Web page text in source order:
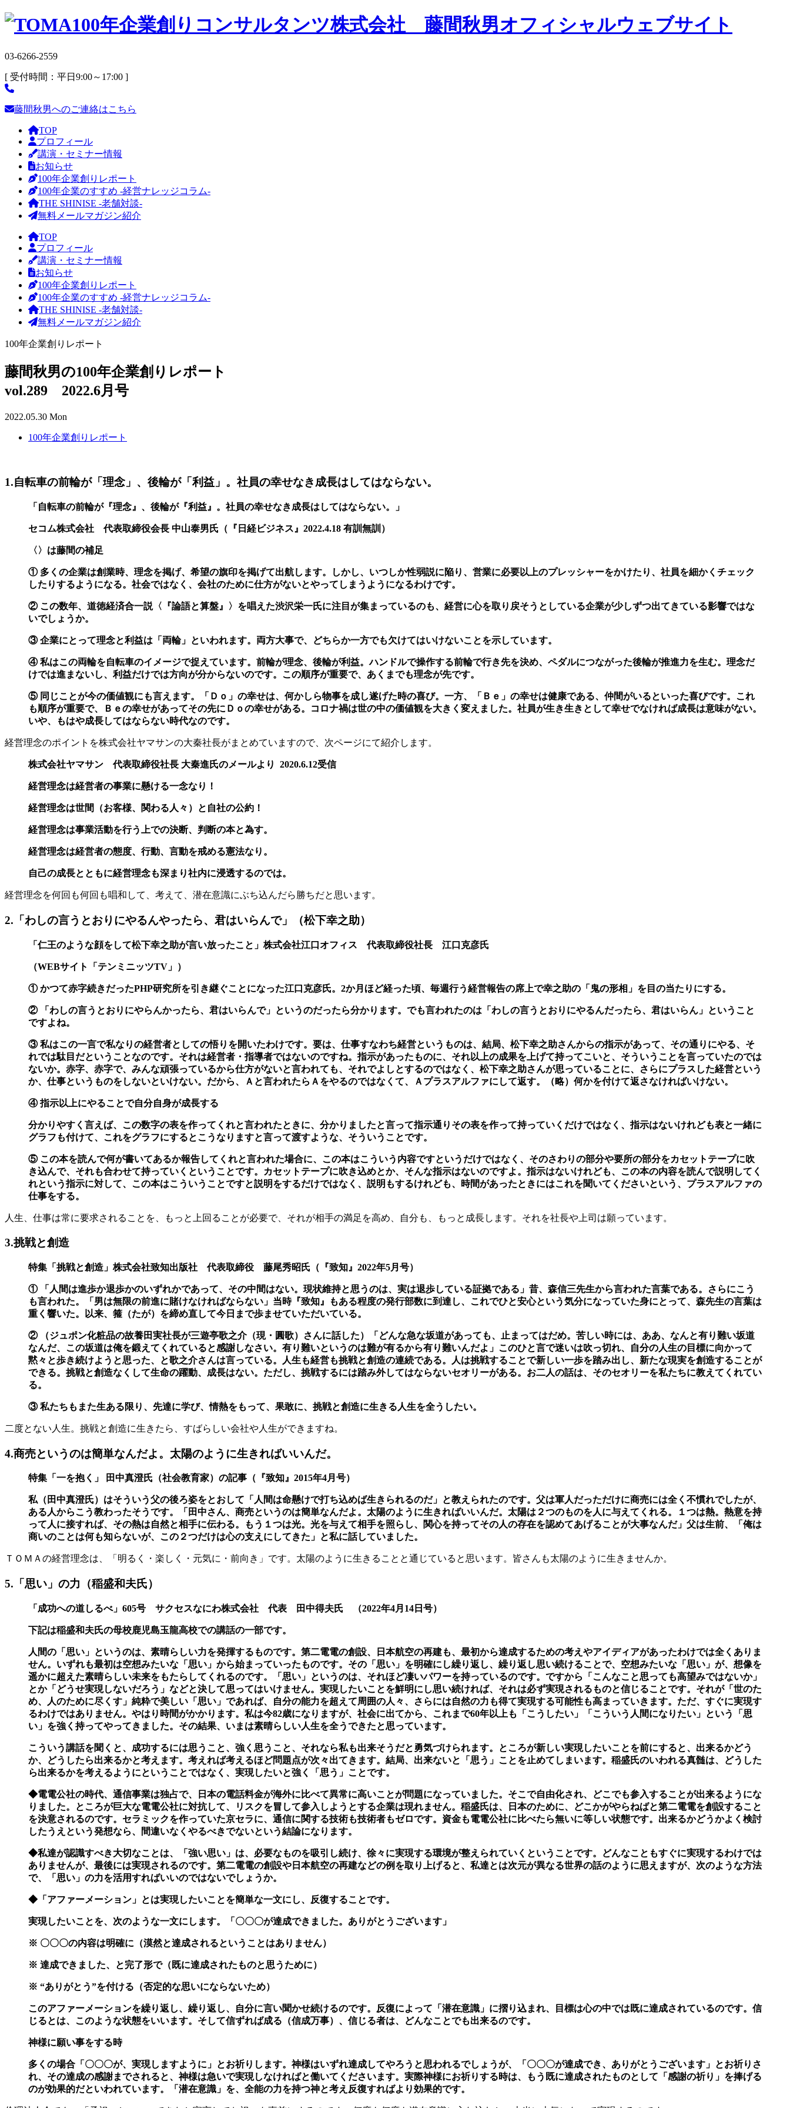
03-6266-2559
[ 受付時間：平日9:00～17:00 ]
藤間秋男へのご連絡はこちら
TOP
プロフィール
講演・セミナー情報
お知らせ
100年企業創りレポート
100年企業のすすめ -経営ナレッジコラム-
THE SHINISE -老舗対談-
無料メールマガジン紹介
TOP
プロフィール
講演・セミナー情報
お知らせ
100年企業創りレポート
100年企業のすすめ -経営ナレッジコラム-
THE SHINISE -老舗対談-
無料メールマガジン紹介
100年企業創りレポート
藤間秋男の100年企業創りレポート
vol.289 2022.6月号
2022.05.30 Mon
100年企業創りレポート
1.自転車の前輪が「理念」、後輪が「利益」。社員の幸せなき成長はしてはならない。
「自転車の前輪が『理念』、後輪が『利益』。社員の幸せなき成長はしてはならない。」
セコム株式会社 代表取締役会長 中山泰男氏（『日経ビジネス』2022.4.18 有訓無訓）
〈〉は藤間の補足
① 多くの企業は創業時、理念を掲げ、希望の旗印を掲げて出航します。しかし、いつしか性弱説に陥り、 営業に必要以上のプレッシャーをかけたり、社員を細かくチェック
したりするようになる。社会ではな く、会社のために仕方がないとやってしまうようになるわけです。
② この数年、道徳経済合一説〈『論語と算盤』〉を唱えた渋沢栄一氏に注目が集まっているのも、経営に心を取り戻そうとしている企業が少しずつ出てきている影響ではな
いでしょうか。
③ 企業にとって理念と利益は「両輪」といわれます。両方大事で、どちらか一方でも欠けてはいけないこ とを示しています。
④ 私はこの両輪を自転車のイメージで捉えています。前輪が理念、後輪が利益。ハンドルで操作する前輪で行き先を決め、ペダルにつながった後輪が推進力を生む。理念だ
けでは進まないし、利益だけでは方向が分からないのです。この順序が重要で、あくまでも理念が先です。
⑤ 同じことが今の価値観にも言えます。「Ｄｏ」の幸せは、何かしら物事を成し遂げた時の喜び。一方、
「Ｂｅ」の幸せは健康である、仲間がいるといった喜びです。これ
も順序が重要で、Ｂｅの幸せがあってその先にＤｏの幸せがある。コロナ禍は世の中の価値観を大きく変えました。社員が生き生きとして幸せでなければ成長は意味がない。
いや、もはや成長してはならない時代なのです。
経営理念のポイントを株式会社ヤマサンの大秦社長がまとめていますので、次ページにて紹介します。
株式会社ヤマサン 代表取締役社長 大秦進氏のメールより 2020.6.12受信
経営理念は経営者の事業に懸ける一念なり！
経営理念は世間（お客様、関わる人々）と自社の公約！
経営理念は事業活動を行う上での決断、判断の本と為す。
経営理念は経営者の態度、行動、言動を戒める憲法なり。
自己の成長とともに経営理念も深まり社内に浸透するのでは。
経営理念を何回も何回も唱和して、考えて、潜在意識にぶち込んだら勝ちだと思います。
2.「わしの言うとおりにやるんやったら、君はいらんで」（松下幸之助）
「仁王のような顔をして松下幸之助が言い放ったこと」株式会社江口オフィス 代表取締役社長 江口克彦氏
（WEBサイト「テンミニッツTV」）
① かつて赤字続きだったPHP研究所を引き継ぐことになった江口克彦氏。2か月ほど経った頃、毎週行う経営報告の席上で幸之助の「鬼の形相」を目の当たりにする。
② 「わしの言うとおりにやらんかったら、君はいらんで」というのだったら分かります。でも言われたのは 「わしの言うとおりにやるんだったら、君はいらん」ということ
ですよね。
③ 私はこの一言で私なりの経営者としての悟りを開いたわけです。要は、仕事すなわち経営というものは、 結局、松下幸之助さんからの指示があって、その通りにやる、そ
れでは駄目だということなのです。それは経営者・指導者ではないのですね。指示があったものに、それ以上の成果を上げて持ってこいと、 そういうことを言っていたのでは
ないか。赤字、赤字で、みんな頑張っているから仕方がないと言われても、それでよしとするのではなく、松下幸之助さんが思っていることに、さらにプラスした経営という
か、仕事というものをしないといけない。だから、Ａと言われたらＡをやるのではなくて、Ａプラスアルファにして返す。（略）何かを付けて返さなければいけない。
④ 指示以上にやることで自分自身が成長する
分かりやすく言えば、この数字の表を作ってくれと言われたときに、分かりましたと言って指示通りその表を作って持っていくだけではなく、指示はないけれども表と一緒に
グラフも付けて、これをグラフにするとこうなりますと言って渡すような、そういうことです。
⑤ この本を読んで何が書いてあるか報告してくれと言われた場合に、この本はこういう内容ですというだけではなく、そのさわりの部分や要所の部分をカセットテープに吹
き込んで、それも合わせて持ってい くということです。カセットテープに吹き込めとか、そんな指示はないのですよ。指示はないけれども、 この本の内容を読んで説明してく
れという指示に対して、この本はこういうことですと説明をするだけではなく、説明もするけれども、時間があったときにはこれを聞いてくださいという、プラスアルファの
仕事をする。
人生、仕事は常に要求されることを、もっと上回ることが必要で、それが相手の満足を高め、自分も、もっと成長します。それを社長や上司は願っています。
3.挑戦と創造
特集「挑戦と創造」株式会社致知出版社 代表取締役 藤尾秀昭氏（『致知』2022年5月号）
① 「人間は進歩か退歩かのいずれかであって、その中間はない。現状維持と思うのは、実は退歩している証拠である」昔、森信三先生から言われた言葉である。さらにこう
も言われた。「男は無限の前進に賭けなければならない」当時『致知』もある程度の発行部数に到達し、これでひと安心という気分になっていた身にとって、森先生の言葉は
重く響いた。以来、箍（たが）を締め直して今日まで歩ませていただいている。
② （ジュポン化粧品の故養田実社長が三遊亭歌之介（現・圓歌）さんに話した）「どんな急な坂道があっても、止まってはだめ。苦しい時には、ああ、なんと有り難い坂道
なんだ、この坂道は俺を鍛えてくれていると感謝しなさい。有り難いというのは難が有るから有り難いんだよ」このひと言で迷いは吹っ切れ、自分の人生の目標に向かって
黙々と歩き続けようと思った、と歌之介さんは言っている。
人生も経営も挑戦と創造の連続である。
人は挑戦することで新しい一歩を踏み出し、新たな現実を創造することが
できる。挑戦と創造なくして生命の躍動、成長はない。ただし、挑戦するには踏み外してはならないセオリーがある。お二人の話は、 そのセオリーを私たちに教えてくれてい
る。
③ 私たちもまた生ある限り、先達に学び、情熱をもって、果敢に、挑戦と創造に生きる人生を全うしたい。
二度とない人生。挑戦と創造に生きたら、すばらしい会社や人生ができますね。
4.商売というのは簡単なんだよ。太陽のように生きればいいんだ。
特集「一を抱く」 田中真澄氏（社会教育家）の記事（『致知』2015年4月号）
私（田中真澄氏）はそういう父の後ろ姿をとおして「人間は命懸けで打ち込めば生きられるのだ」と教えられたのです。父は軍人だっただけに商売には全く不慣れでしたが、
ある人からこう教わったそうです。
「田中さん、商売というのは簡単なんだよ。太陽のように生きればいいんだ。太陽は２つのものを人に与えてくれる。１つは熱。熱意を持
って人に接すれば、その熱は自然と相手に伝わる。もう１つは光。光を与えて相手を照らし、関心を持ってその人の存在を認めてあげることが大事なんだ」 父は生前、「俺は
商いのことは何も知らないが、この２つだけは心の支えにしてきた」と私に話していました。
ＴＯＭＡの経営理念は、「明るく・楽しく・元気に・前向き」です。太陽のように生きることと通じていると思います。皆さんも太陽のように生きませんか。
5.「思い」の力（稲盛和夫氏）
「成功への道しるべ」605号 サクセスなにわ株式会社 代表 田中得夫氏 （2022年4月14日号）
下記は稲盛和夫氏の母校鹿児島玉龍高校での講話の一部です。
人間の「思い」というのは、素晴らしい力を発揮するものです。第二電電の創設、日本航空の再建も、最初から達成するための考えやアイディアがあったわけでは全くありま
せん。 いずれも最初は空想みたいな「思い」から始まっていったものです。その「思い」を明確にし繰り返し、繰り返し思い続けることで、空想みたいな「思い」が、想像を
遥かに超えた素晴らしい未来をもたらしてくれるのです。「思い」というのは、それほど凄いパワーを持っているのです。 ですから「こんなこと思っても高望みではないか」
とか「どうせ実現しないだろう」などと決して思ってはいけません。実現したいことを鮮明にし思い続ければ、それは必ず実現されるものと信じることです。 それが「世のた
め、人のために尽くす」純粋で美しい「思い」であれば、自分の能力を超えて周囲の人々、さらには自然の力も得て実現する可能性も高まっていきます。ただ、すぐに実現す
るわけではありません。やはり時間がかかります。 私は今82歳になりますが、社会に出てから、これまで60年以上も「こうしたい」「こういう人間になりたい」という「思
い」を強く持ってやってきました。その結果、いまは素晴らしい人生を全うできたと思っています。
こういう講話を聞くと、成功するには思うこと、強く思うこと、それなら私も出来そうだと勇気づけられます。ところが新しい実現したいことを前にすると、出来るかどう
か、どうしたら出来るかと考えます。考えれば考えるほど問題点が次々出てきます。結局、出来ないと「思う」ことを止めてしまいます。 稲盛氏のいわれる真髄は、どうした
ら出来るかを考えるようにということではなく、実現したいと強く「思う」ことです。
◆電電公社の時代、通信事業は独占で、日本の電話料金が海外に比べて異常に高いことが問題になっていました。そこで自由化され、どこでも参入することが出来るようにな
りました。ところが巨大な電電公社に対抗して、リスクを冒して参入しようとする企業は現れません。 稲盛氏は、日本のために、どこかがやらねばと第二電電を創設すること
を決意されるのです。 セラミックを作っていた京セラに、通信に関する技術も技術者もゼロです。資金も電電公社に比べたら無いに等しい状態です。出来るかどうかよく検討
したうえという発想なら、間違いなくやるべきでないという結論になります。
◆私達が認識すべき大切なことは、「強い思い」は、必要なものを吸引し続け、徐々に実現する環境が整えられていくということです。どんなこともすぐに実現するわけでは
ありませんが、最後には実現されるのです。 第二電電の創設や日本航空の再建などの例を取り上げると、私達とは次元が異なる世界の話のように思えますが、次のような方法
で、「思い」の力を活用すればいいのではないでしょうか。
◆「アファーメーション」とは実現したいことを簡単な一文にし、反復することです。
実現したいことを、次のような一文にします。 「〇〇〇が達成できました。ありがとうございます」
※ 〇〇〇の内容は明確に（漠然と達成されるということはありません）
※ 達成できました、と完了形で（既に達成されたものと思うために）
※ “ありがとう”を付ける（否定的な思いにならないため）
このアファーメーションを繰り返し、繰り返し、自分に言い聞かせ続けるのです。
反復によって「潜在意識」に摺り込まれ、目標は心の中では既に達成されているのです。信
じるとは、このような状態をいいます。そして信ずれば成る（信成万事）、信じる者は、どんなことでも出来るのです。
神様に願い事をする時
多くの場合「〇〇〇が、実現しますように」とお祈りします。神様はいずれ達成してやろうと思われるでしょうが、「〇〇〇が達成でき、ありがとうございます」とお祈りさ
れ、その達成の感謝までされると、神様は急いで実現しなければと働いてくださいます。 実際神様にお祈りする時は、もう既に達成されたものとして「感謝の祈り」を捧げる
のが効果的だといわれています。
「潜在意識」を、全能の力を持つ神と考え反復すればより効果的です。